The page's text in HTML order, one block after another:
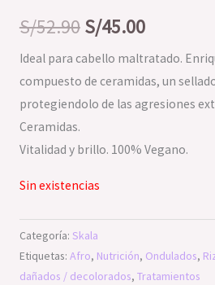
S/52.90 S/45.00
Ideal para cabello maltratado.
compuesto de ceramidas, un
protegiendolo de las agresiones
Ceramidas.
Vitalidad y brillo. 100% Vegano.
Sin existencias
Categoría: Skala
Etiquetas: Afro, Nutrición, Ondulados,
dañados / decolorados, Tratamientos